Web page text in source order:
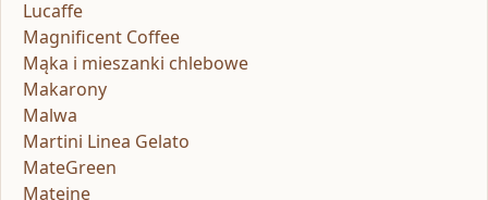
Lucaffe
Magnificent Coffee
Mąka i mieszanki chlebowe
Makarony
Malwa
Martini Linea Gelato
MateGreen
Mateine